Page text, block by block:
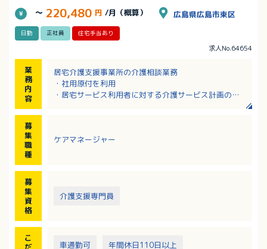
～ 220,480 円 /月（概算） 広島県広島市東区
日勤 正社員 住宅手当あり
求人No.64654
業
務
内
容
居宅介護支援事業所の介護相談業務
・社用原付を利用
・居宅サービス利用者に対する介護サービス計画の策
※ケアマネ4名体制
募
集
職
種
ケアマネージャー
募
集
資
格
介護支援専門員
こ
車通勤可 年間休日110日以上